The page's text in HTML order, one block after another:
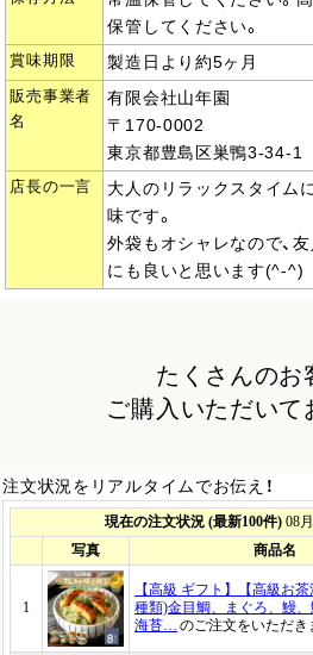
保管してください。
賞味期限 製造日より約5ヶ月
販売事業者
名
有限会社山年園
〒170-0002
東京都豊島区巣鴨3-34-1
店長の一言
大人のリラックスタイム
味です。
外袋もオシャレなので、
にも良いと思います(^-^)
たくさんのお
ご購入いただいて
注文状況をリアルタイムでお伝え！